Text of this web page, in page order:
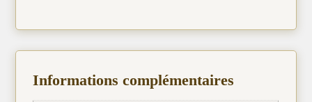
Informations complémentaires